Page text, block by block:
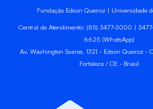
Fundação Edson Queiroz | Universidade
Central de Atendimento: (85) 3477-3000 |
6625 (WhatsApp)
Av. Washington Soares, 1321 - Edson Queiroz -
Fortaleza / CE - Brasil